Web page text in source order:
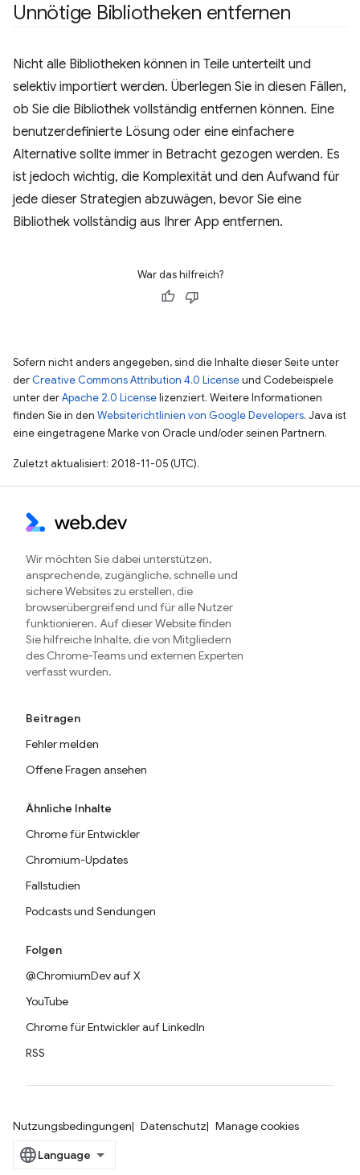
Unnötige Bibliotheken entfernen
Nicht alle Bibliotheken können in Teile unterteilt und
selektiv importiert werden. Überlegen Sie in diesen Fällen,
ob Sie die Bibliothek vollständig entfernen können. Eine
benutzerdefinierte Lösung oder eine einfachere
Alternative sollte immer in Betracht gezogen werden. Es
ist jedoch wichtig, die Komplexität und den Aufwand für
jede dieser Strategien abzuwägen, bevor Sie eine
Bibliothek vollständig aus Ihrer App entfernen.
War das hilfreich?
Sofern nicht anders angegeben, sind die Inhalte dieser Seite unter
der Creative Commons Attribution 4.0 Licenseund Codebeispiele
unter derApache 2.0 Licenselizenziert. Weitere Informationen
finden Sie in den Websiterichtlinien von Google Developers. Java ist
eine eingetragene Marke von Oracle und/oder seinen Partnern.
Zuletzt aktualisiert: 2018-11-05 (UTC).
Wir möchten Sie dabei unterstützen,
ansprechende, zugängliche, schnelle und
sichere Websites zu erstellen, die
browserübergreifend und für alle Nutzer
funktionieren. Auf dieser Website finden
Sie hilfreiche Inhalte, die von Mitgliedern
des Chrome-Teams und externen Experten
verfasst wurden.
Beitragen
Fehler melden
Offene Fragen ansehen
Ähnliche Inhalte
Chrome für Entwickler
Chromium-Updates
Fallstudien
Podcasts und Sendungen
Folgen
@ChromiumDev auf X
YouTube
Chrome für Entwickler auf LinkedIn
RSS
Nutzungsbedingungen Datenschutz Manage cookies